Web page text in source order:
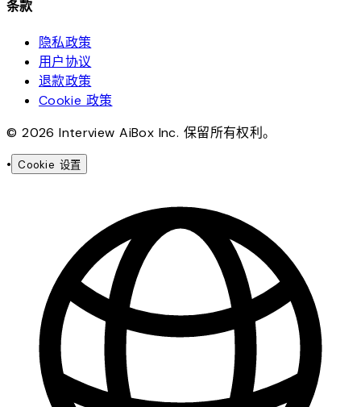
条款
隐私政策
用户协议
退款政策
Cookie 政策
© 2026 Interview AiBox Inc. 保留所有权利。
• Cookie 设置